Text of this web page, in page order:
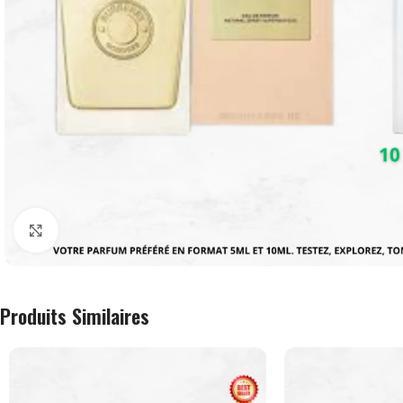
Produits Similaires